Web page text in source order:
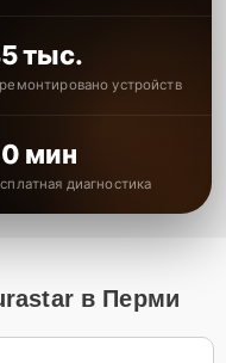
тыс.
устройств
мин
диагностика
в Перми